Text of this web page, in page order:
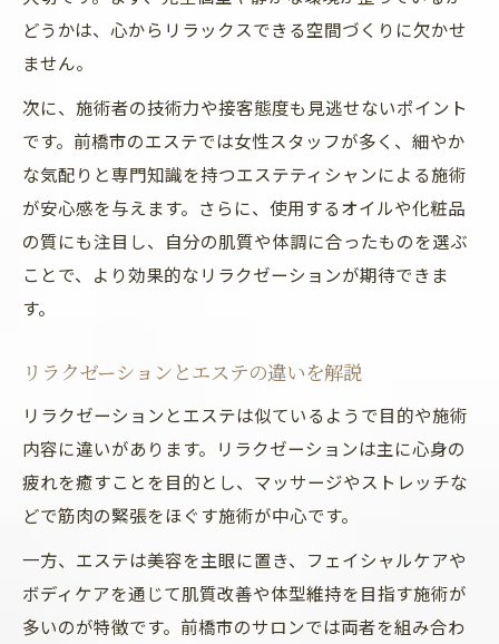
女性専用サロンで安心リラックスタイム
女性専用エステサロンでリラクゼーション
前橋の女性スタッフによるエステの安心感
女性向けエステで心身ともに癒される理由
エステ個室利用でプライベートな癒しを実
女性専用エステでリラックスタイムを満喫
の質
前橋エステで口コミ評価が高い選び方のコ
ツ
女性に人気のエステを見分けるチェックポ
イント
エステの個室利用で得られる安心と癒し
前橋でリラクゼーションを優先したエステ
選択術
どうかは、心からリラックスできる空間づくりに欠かせ
ません。
次に、施術者の技術力や接客態度も見逃せないポイント
です。前橋市のエステでは女性スタッフが多く、細やか
な気配りと専門知識を持つエステティシャンによる施術
が安心感を与えます。さらに、使用するオイルや化粧品
の質にも注目し、自分の肌質や体調に合ったものを選ぶ
ことで、より効果的なリラクゼーションが期待できま
す。
リラクゼーションとエステの違いを解説
リラクゼーションとエステは似ているようで目的や施術
内容に違いがあります。リラクゼーションは主に心身の
疲れを癒すことを目的とし、マッサージやストレッチな
どで筋肉の緊張をほぐす施術が中心です。
一方、エステは美容を主眼に置き、フェイシャルケアや
ボディケアを通じて肌質改善や体型維持を目指す施術が
多いのが特徴です。前橋市のサロンでは両者を組み合わ